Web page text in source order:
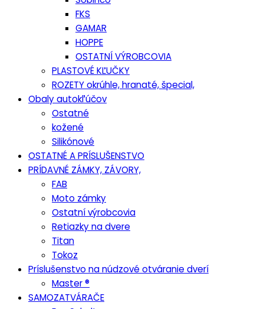
FKS
GAMAR
HOPPE
OSTATNÍ VÝROBCOVIA
PLASTOVÉ KĽUČKY
ROZETY okrúhle, hranaté, špecial,
Obaly autokľúčov
Ostatné
kožené
Silikónové
OSTATNÉ A PRÍSLUŠENSTVO
PRÍDAVNÉ ZÁMKY, ZÁVORY,
FAB
Moto zámky
Ostatní výrobcovia
Retiazky na dvere
Titan
Tokoz
Príslušenstvo na núdzové otváranie dverí
Master ®
SAMOZATVÁRAČE